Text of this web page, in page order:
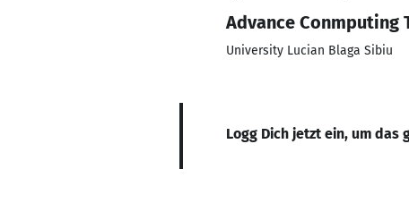
Advance Conmputing
University Lucian Blaga Sibiu
Logg Dich jetzt ein, um das